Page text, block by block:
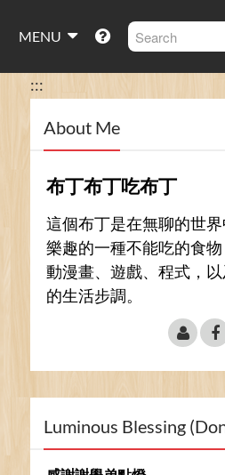
MENU
:::
About Me
布丁布丁吃布丁
這個布丁是在無聊的世
樂趣的一種不能吃的食
動漫畫、遊戲、程式，
的生活步調。
Luminous Blessing